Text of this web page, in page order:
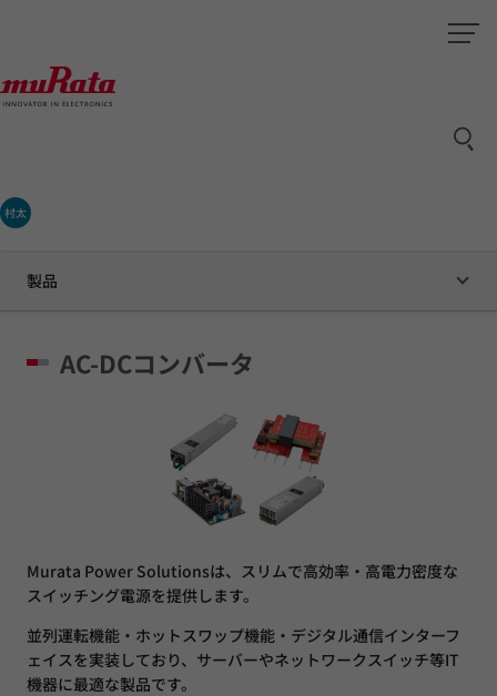
村太
製品
AC-DCコンバータ
Murata Power Solutionsは、スリムで高効率・高電力密度な
スイッチング電源を提供します。
並列運転機能・ホットスワップ機能・デジタル通信インターフ
ェイスを実装しており、サーバーやネットワークスイッチ等IT
機器に最適な製品です。